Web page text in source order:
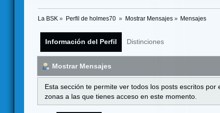
La BSK » Perfil de holmes70 » Mostrar Mensajes» Mensajes
Información del Perfil Distinciones
Mostrar Mensajes
Esta sección te permite ver todos los posts escritos
zonas a las que tienes acceso en este momento.